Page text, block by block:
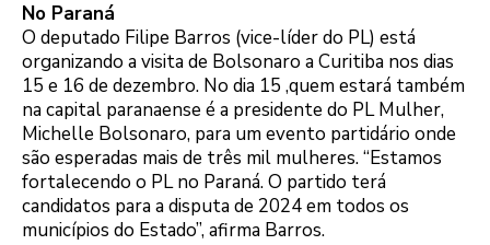
No Paraná
O deputado Filipe Barros (vice-líder do PL) está
organizando a visita de Bolsonaro a Curitiba nos dias
15 e 16 de dezembro. No dia 15 ,quem estará também
na capital paranaense é a presidente do PL Mulher,
Michelle Bolsonaro, para um evento partidário onde
são esperadas mais de três mil mulheres. “Estamos
fortalecendo o PL no Paraná. O partido terá
candidatos para a disputa de 2024 em todos os
municípios do Estado”, afirma Barros.